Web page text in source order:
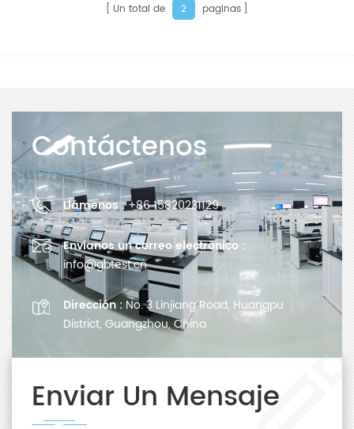
Un total de 2 paginas
Contáctenos
Llámenos :+86 15820231129
Envíanos un correo electrónico :
info@gbtest.cn
Dirección : No. 3 Linjiang Road, Huangpu
District, Guangzhou, China
Enviar Un Mensaje